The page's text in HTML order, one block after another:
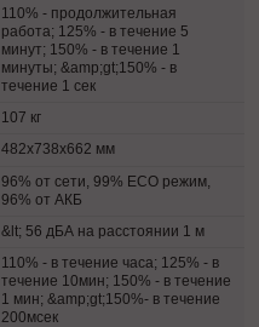
110% - продолжительная
работа; 125% - в течение 5
минут; 150% - в течение 1
минуты; &amp;gt;150% - в
течение 1 сек
107 кг
482х738х662 мм
96% от сети, 99% ECO режим,
96% от АКБ
&lt; 56 дБА на расстоянии 1 м
110% - в течение часа; 125% - в
течение 10мин; 150% - в течение
1 мин; &amp;gt;150%- в течение
200мсек